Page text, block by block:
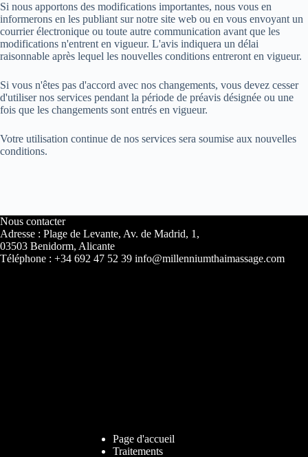
Si nous apportons des modifications importantes, nous vous en
informerons en les publiant sur notre site web ou en vous envoyant un
courrier électronique ou toute autre communication avant que les
modifications n'entrent en vigueur. L'avis indiquera un délai
raisonnable après lequel les nouvelles conditions entreront en vigueur.
Si vous n'êtes pas d'accord avec nos changements, vous devez cesser
d'utiliser nos services pendant la période de préavis désignée ou une
fois que les changements sont entrés en vigueur.
Votre utilisation continue de nos services sera soumise aux nouvelles
conditions.
Nous contacter
Adresse : Plage de Levante, Av. de Madrid, 1,
03503 Benidorm, Alicante
Téléphone : +34 692 47 52 39 info@millenniumthaimassage.com
Page d'accueil
Traitements